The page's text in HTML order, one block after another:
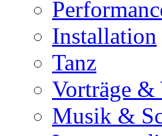
Installation
Tanz
Vorträge &
Musik &